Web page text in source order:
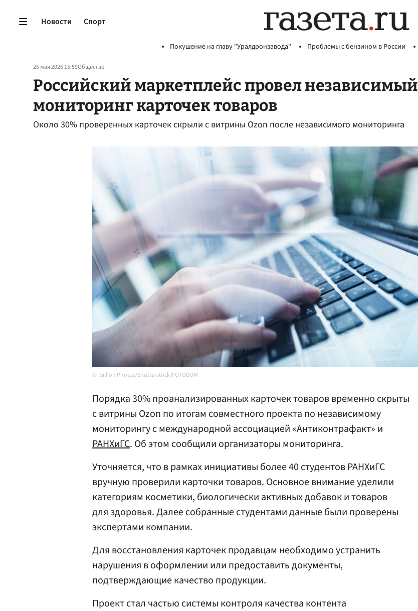
Новости Спорт
Покушение на главу "Уралдронзавода" Проблемы с бензином в России
25 мая 2026 15:59Общество
Российский маркетплейс провел независимый
мониторинг карточек товаров
Около 30% проверенных карточек скрыли с витрины Ozon после независимого мониторинга
Billion Photos/Shutterstock/FOTODOM
Порядка 30% проанализированных карточек товаров временно скрыты
с витрины Ozon по итогам совместного проекта по независимому
мониторингу с международной ассоциацией «Антиконтрафакт» и
РАНХиГС. Об этом сообщили организаторы мониторинга.
Уточняется, что в рамках инициативы более 40 студентов РАНХиГС
вручную проверили карточки товаров. Основное внимание уделили
категориям косметики, биологически активных добавок и товаров
для здоровья. Далее собранные студентами данные были проверены
экспертами компании.
Для восстановления карточек продавцам необходимо устранить
нарушения в оформлении или предоставить документы,
подтверждающие качество продукции.
Проект стал частью системы контроля качества контента